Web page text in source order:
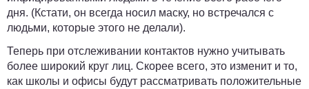
дня. (Кстати, он всегда носил маску, но встречался с
людьми, которые этого не делали).
Теперь при отслеживании контактов нужно учитывать
более широкий круг лиц. Скорее всего, это изменит и то,
как школы и офисы будут рассматривать положительные